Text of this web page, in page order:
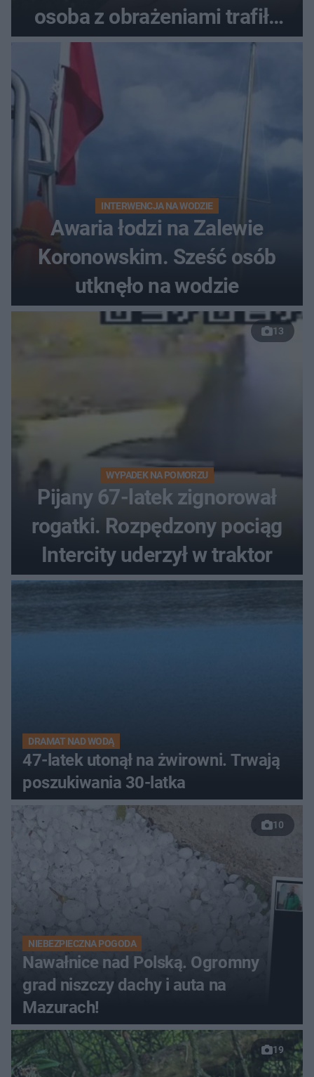
osoba z obrażeniami trafiła
do szpitala
INTERWENCJA NA WODZIE
Awaria łodzi na Zalewie
Koronowskim. Sześć osób
utknęło na wodzie
13
WYPADEK NA POMORZU
Pijany 67-latek zignorował
rogatki. Rozpędzony pociąg
Intercity uderzył w traktor
DRAMAT NAD WODĄ
47-latek utonął na żwirowni. Trwają
poszukiwania 30-latka
10
NIEBEZPIECZNA POGODA
Nawałnice nad Polską. Ogromny
grad niszczy dachy i auta na
Mazurach!
19